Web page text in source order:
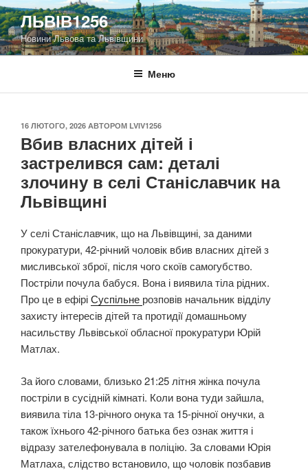
Перейти
до
вмісту
ЛЬВІВ1256
Новини Львова та Львівщини
Меню
ОПУБЛІКОВАНО
16 ЛЮТОГО, 2026 АВТОРОМ LVIV1256
Вбив власних дітей і
застрелився сам: деталі
злочину в селі Станіславчик на
Львівщині
У селі Станіславчик, що на Львівщині, за даними
прокуратури, 42-річний чоловік вбив власних дітей з
мисливської зброї, після чого скоїв самогубство.
Постріли почула бабуся. Вона і виявила тіла рідних.
Про це в ефіріСуспільне розповів начальник відділу
захисту інтересів дітей та протидії домашньому
насильству Львівської обласної прокуратури Юрій
Матлах.
За його словами, близько 21:25 літня жінка почула
постріли в сусідній кімнаті. Коли вона туди зайшла,
виявила тіла 13-річного онука та 15-річної онучки, а
також їхнього 42-річного батька без ознак життя і
відразу зателефонувала в поліцію. За словами Юрія
Матлаха, слідство встановило, що чоловік позбавив